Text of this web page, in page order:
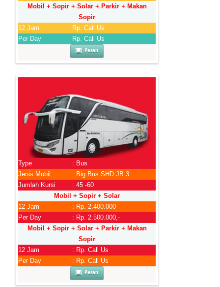
Mobil + Sopir + Solar + Parkir + Makan
Sopir
12 Jam
Rp. Call Us
Per Day
Rp. Call Us
Pesan
Type
: Bus
Jenis Mobil
: Big Bus SHD JB 3
Jumlah Kursi
: 45 -60
Mobil + Sopir + Solar
12 Jam
: Rp. 2.400.000
Per Day
: Rp. 2.500.000,-
Mobil + Sopir + Solar + Parkir + Makan
Sopir
12 Jam
: Rp. Call Us
Per Day
: Rp. Call Us
Pesan